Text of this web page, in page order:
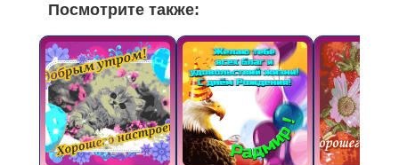
Посмотрите также: